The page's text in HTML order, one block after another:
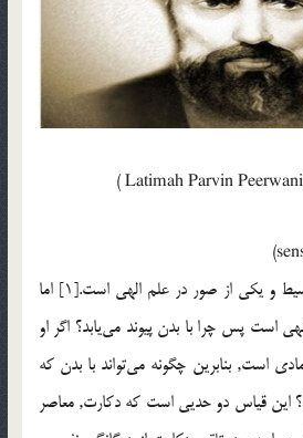
نفس (يا ذهن) وجود عقلی بسيط و يکی از صور در علم الهی است.[1] اما
است پس چرا با بدن پيوند مي‌يابد؟ اگر او
است, بنابرين چگونه مي‌تواند با بدن که
اين قياس دو حديی است که دکارت, معاصر